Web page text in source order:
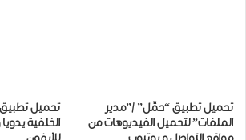
تحميل تطبيق “حمِّل” /”مدير
الملفات” لتحميل الفيديوهات من
الخلفية يدويا